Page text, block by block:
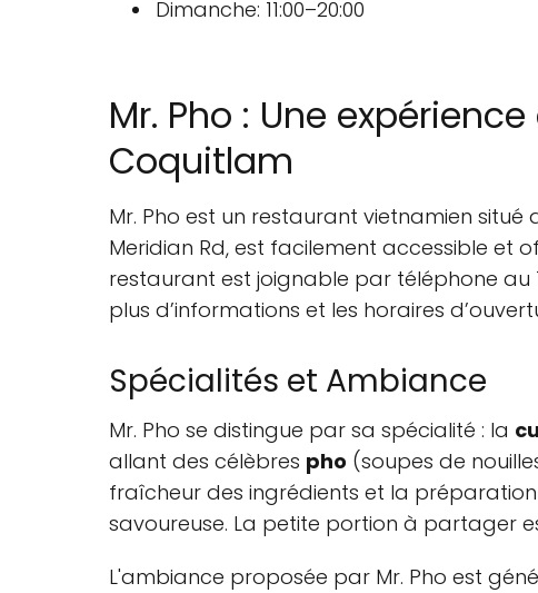
Dimanche: 11:00–20:00
Mr. Pho : Une
Coquitlam
Mr. Pho est un restaurant vietnamien
Meridian Rd, est facilement accessible et
restaurant est joignable par téléphone au
plus d’informations et les horaires
Spécialités et Ambiance
Mr. Pho se distingue par sa spécialité : la
allant des célèbres pho (soupes de
fraîcheur des ingrédients et la
savoureuse. La petite portion à partager
L'ambiance proposée par Mr. Pho est